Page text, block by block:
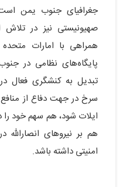
جغرافیای جنوب یمن
صهیونیستی نیز در
همراهی با امارات
پایگاه‌های نظامی در
تبدیل به کنشگری فعال
سرخ در جهت دفاع از
ایلات شود، هم سهم خود
هم بر نیروهای
امنیتی داشته باشد.